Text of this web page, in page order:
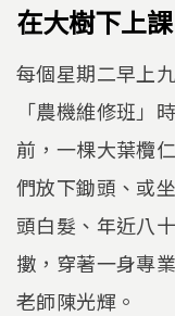
在大樹下上課
每個星期二早上
「農機維修班」
前，一棵大葉欖
們放下鋤頭、或
頭白髮、年近八
擻，穿著一身專
老師陳光輝。